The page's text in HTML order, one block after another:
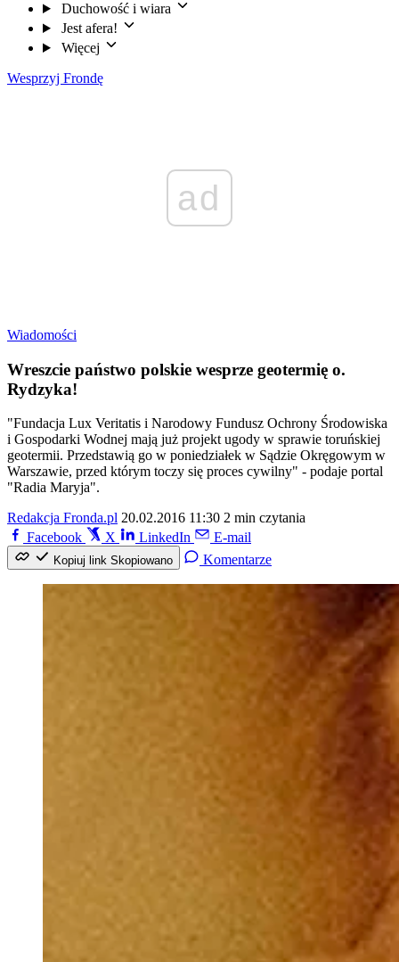
Duchowość i wiara
Jest afera!
Więcej
Wesprzyj Frondę
ad
Wiadomości
Wreszcie państwo polskie wesprze geotermię o.
Rydzyka!
"Fundacja Lux Veritatis i Narodowy Fundusz Ochrony Środowiska
i Gospodarki Wodnej mają już projekt ugody w sprawie toruńskiej
geotermii. Przedstawią go w poniedziałek w Sądzie Okręgowym w
Warszawie, przed którym toczy się proces cywilny" - podaje portal
"Radia Maryja".
Redakcja Fronda.pl 20.02.2016 11:30 2 min czytania
Facebook
X LinkedIn E-mail
Kopiuj link Skopiowano Komentarze